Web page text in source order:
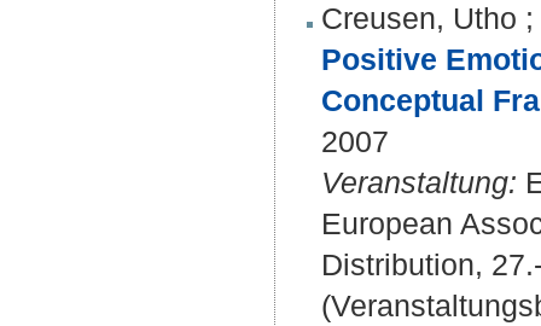
Creusen, Utho ;
Positive
Conceptual
2007
Veranstaltung:
European
Distribution,